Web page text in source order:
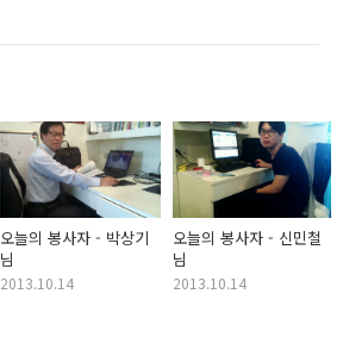
오늘의 봉사자 - 박상기
님
2013.10.14
오늘의 봉사자 - 신민철
님
2013.10.14